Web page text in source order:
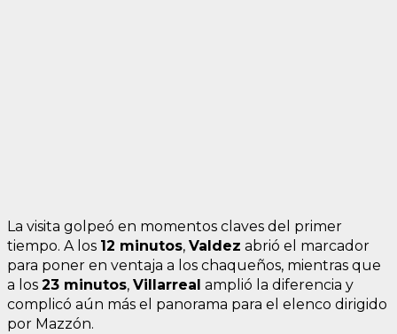
La visita golpeó en momentos claves del primer
tiempo. A los 12 minutos, Valdez abrió el marcador
para poner en ventaja a los chaqueños, mientras que
a los 23 minutos, Villarreal amplió la diferencia y
complicó aún más el panorama para el elenco dirigido
por Mazzón.